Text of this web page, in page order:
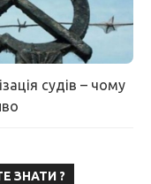
судів – чому
ЗНАТИ ?